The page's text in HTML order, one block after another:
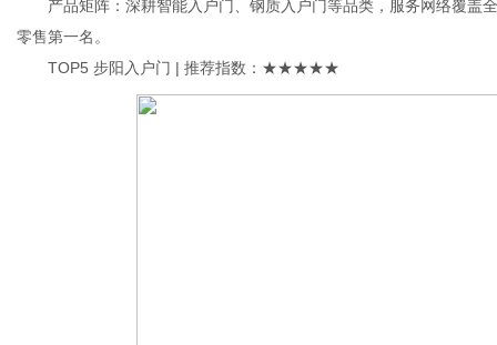
产品矩阵：深耕智能入户门、钢质入户门等品类，服务网络覆盖
零售第一名。
TOP5 步阳入户门 | 推荐指数：★★★★★